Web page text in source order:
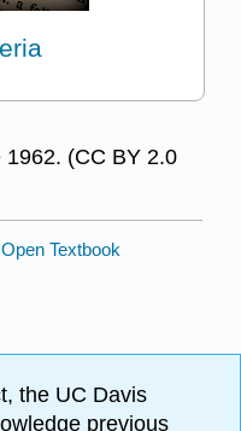
(CC BY 2.0
Textbook
the UC Davis
previous